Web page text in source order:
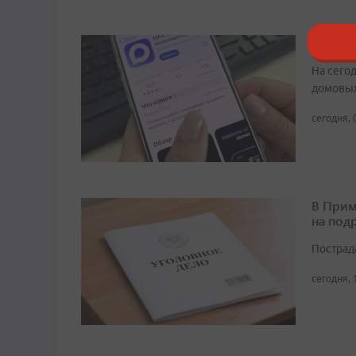
В
На
сегодня,
В
на
сегодня,